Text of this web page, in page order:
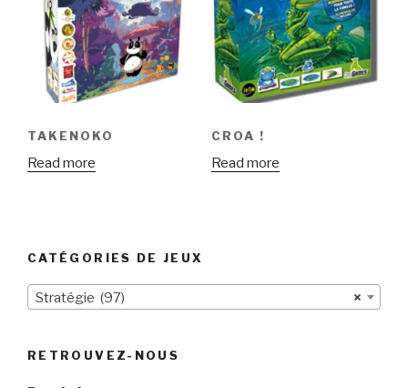
TAKENOKO
Read more
CROA !
Read more
CATÉGORIES DE JEUX
×
Stratégie (97)
RETROUVEZ-NOUS